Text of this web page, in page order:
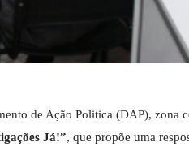
de Ação Politica (DAP), zona
Já!”, que propõe uma